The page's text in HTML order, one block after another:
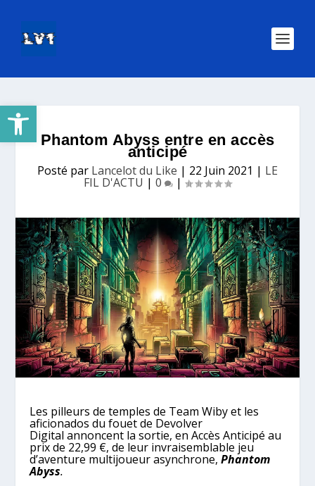
Ouvrir la barre d’outils
Phantom Abyss entre en accès
anticipé
Posté par Lancelot du Like | 22 Juin 2021 | LE
FIL D'ACTU | 0 |
Les pilleurs de temples de Team Wiby et les
aficionados du fouet de Devolver
Digital annoncent la sortie, en Accès Anticipé au
prix de 22,99 €, de leur invraisemblable jeu
d’aventure multijoueur asynchrone,Phantom
Abyss.